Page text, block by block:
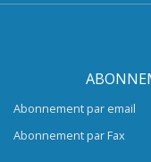
Abonnement par email
Abonnement par Fax